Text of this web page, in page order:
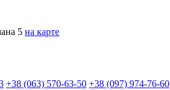
5 на карте
+38 (063) 570-63-50 +38 (097) 974-76-60